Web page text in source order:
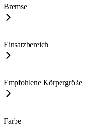
Bremse
Einsatzbereich
Empfohlene Körpergröße
Farbe